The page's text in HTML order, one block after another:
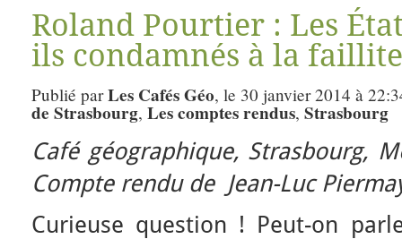
Roland Pourtier : Les
ils condamnés à la
Publié parLes Cafés Géo, le 30 janvier 2014 à
de Strasbourg, Les comptes rendus, Strasbourg
Café géographique, Strasbourg,
Compte rendu de Jean-Luc
Curieuse question ! Peut-on